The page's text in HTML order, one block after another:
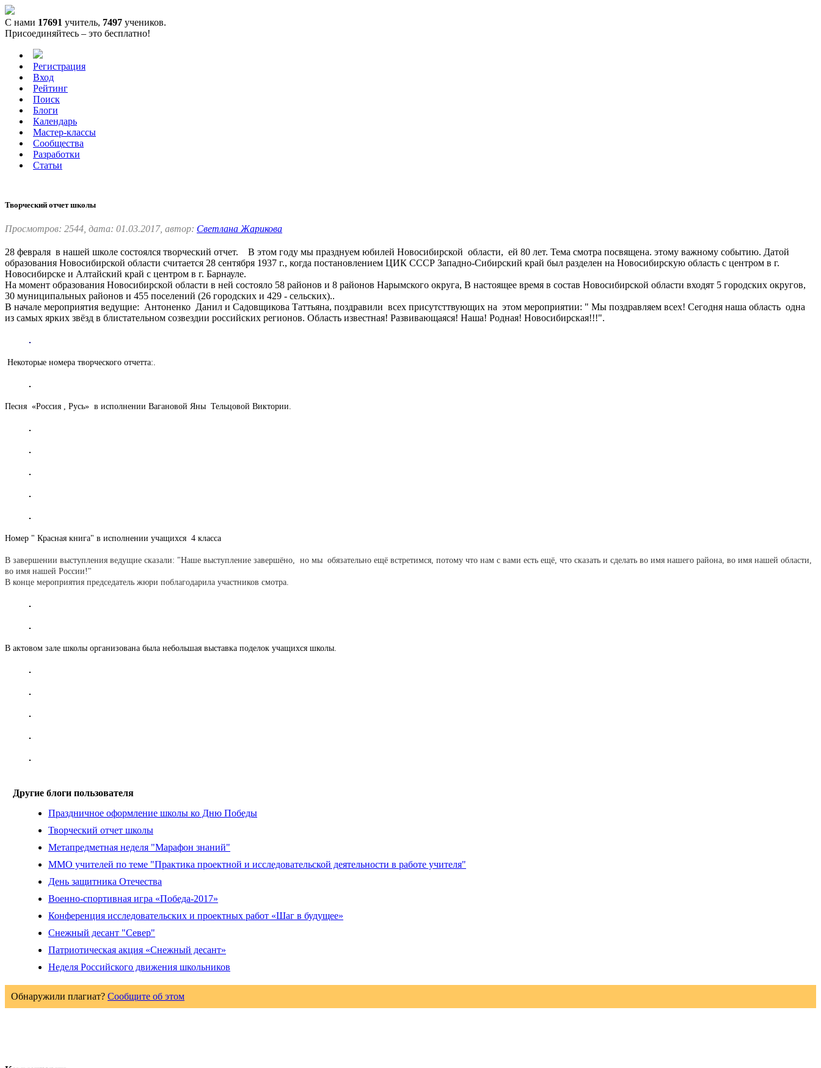
С нами 17691 учитель, 7497 учеников.
Присоединяйтесь – это бесплатно!
Регистрация
Вход
Рейтинг
Поиск
Блоги
Календарь
Мастер-классы
Сообщества
Разработки
Статьи
Творческий отчет школы
Просмотров: 2544, дата: 01.03.2017, автор: Светлана Жарикова
28 февраля в нашей школе состоялся творческий отчет. В этом году мы празднуем юбилей Новосибирской области, ей 80 лет. Тема смотра посвящена. этому важному событию. Датой
образования Новосибирской области считается 28 сентября 1937 г., когда постановлением ЦИК СССР Западно-Сибирский край был разделен на Новосибирскую область с центром в г.
Новосибирске и Алтайский край с центром в г. Барнауле.
На момент образования Новосибирской области в ней состояло 58 районов и 8 районов Нарымского округа, В настоящее время в состав Новосибирской области входят 5 городских округов,
30 муниципальных районов и 455 поселений (26 городских и 429 - сельских)..
В начале мероприятия ведущие: Антоненко Данил и Садовщикова Таттьяна, поздравили всех присутсттвующих на этом мероприятии: " Мы поздравляем всех! Сегодня наша область одна
из самых ярких звёзд в блистательном созвездии российских регионов. Область известная! Развивающаяся! Наша! Родная! Новосибирская!!!".
Некоторые номера творческого отчетта:.
Песня «Россия , Русь» в исполнении Вагановой Яны Тельцовой Виктории.
Номер " Красная книга" в исполнении учащихся 4 класса
В завершении выступления ведущие сказали: "Наше выступление завершёно, но мы обязательно ещё встретимся, потому что нам с вами есть ещё, что сказать и сделать во имя нашего района, во имя нашей области,
во имя нашей России!"
В конце мероприятия председатель жюри поблагодарила участников смотра.
В актовом зале школы организована была небольшая выставка поделок учащихся школы.
Другие блоги пользователя
Праздничное оформление школы ко Дню Победы
Творческий отчет школы
Метапредметная неделя "Марафон знаний"
ММО учителей по теме "Практика проектной и исследовательской деятельности в работе учителя"
День защитника Отечества
Военно-спортивная игра «Победа-2017»
Конференция исследовательских и проектных работ «Шаг в будущее»
Снежный десант "Север"
Патриотическая акция «Снежный десант»
Неделя Российского движения школьников
Обнаружили плагиат? Сообщите об этом